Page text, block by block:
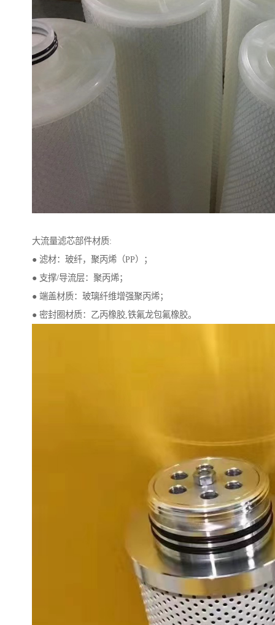
大流量滤芯部件材质:
● 滤材：玻纤，聚丙烯（PP）；
● 支撑/导流层：聚丙烯；
● 端盖材质：玻璃纤维增强聚丙烯；
● 密封圈材质：乙丙橡胶,铁氟龙包氟橡胶。